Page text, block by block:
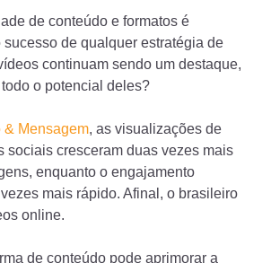
de conteúdo e formatos é
de qualquer estratégia de
continuam sendo um destaque,
o potencial deles?
& Mensagem, as visualizações de
sociais cresceram duas vezes mais
enquanto o engajamento
mais rápido. Afinal, o brasileiro
online.
de conteúdo pode aprimorar a